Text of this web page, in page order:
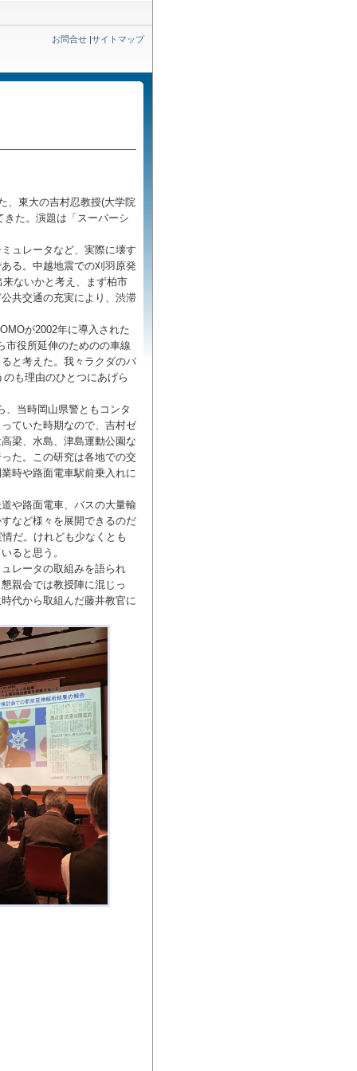
お問合せ |サイトマップ
、東大の吉村忍教授(大学院
た。演題は「スーパーシ
ュレータなど、実際に壊す
る。中越地震での刈羽原発
ないかと考え、まず柏市
共交通の充実により、渋滞
が2002年に導入された
市役所延伸のためのの車線
と考えた。我々ラクダのバ
も理由のひとつにあげら
、当時岡山県警ともコンタ
ていた時期なので、吉村ゼ
梁、水島、津島運動公園な
た。この研究は各地での交
時や路面電車駅前乗入れに
や路面電車、バスの大量輸
など様々を展開できるのだ
だ。けれども少なくとも
ると思う。
レータの取組みを語られ
親会では教授陣に混じっ
代から取組んだ藤井教官に